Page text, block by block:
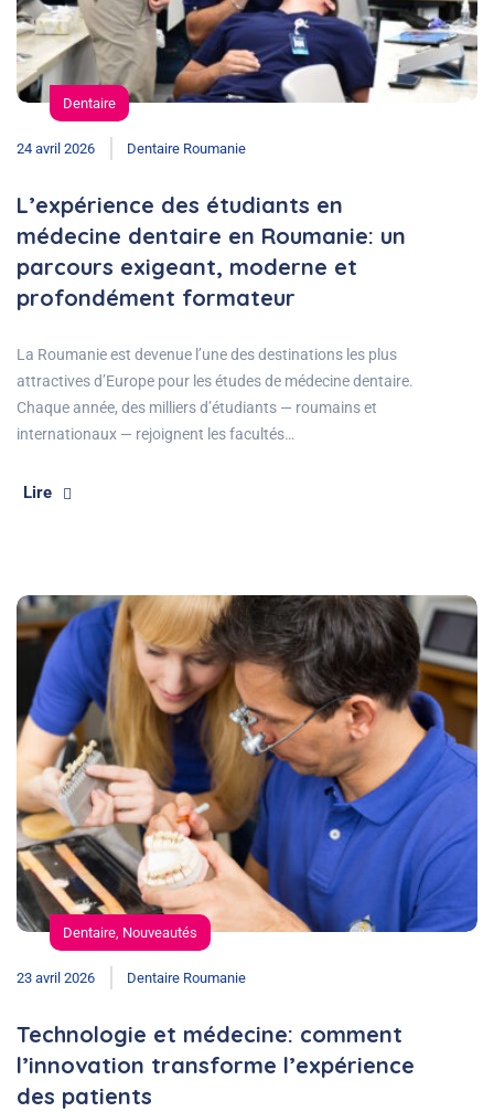
Dentaire
24 avril 2026 Dentaire Roumanie
L’expérience des étudiants en
médecine dentaire en Roumanie: un
parcours exigeant, moderne et
profondément formateur
La Roumanie est devenue l’une des destinations les plus
attractives d’Europe pour les études de médecine dentaire.
Chaque année, des milliers d’étudiants — roumains et
internationaux — rejoignent les facultés…
Lire
Dentaire, Nouveautés
23 avril 2026 Dentaire Roumanie
Technologie et médecine: comment
l’innovation transforme l’expérience
des patients